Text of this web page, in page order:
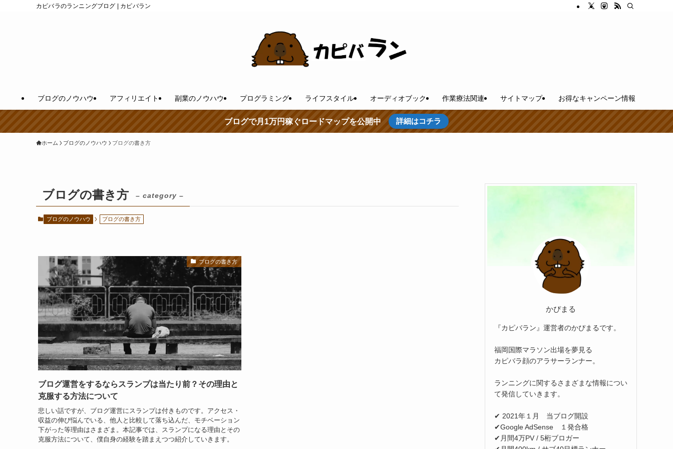
カピバラのランニングブログ | カピバラン
ブログのノウハウ アフィリエイト 副業のノウハウ プログラミング ライフスタイル オーディオブック 作業療法関連 サイトマップ お得なキャンペーン情報
ブログで月1万円稼ぐロードマップを公開中 詳細はコチラ
ホーム ブログのノウハウ ブログの書き方
ブログの書き方 – category –
ブログのノウハウ ブログの書き方
ブログの書き方
ブログ運営をするならスランプは当たり前？その理由と
克服する方法について
悲しい話ですが、ブログ運営にスランプは付きものです。アクセス・
収益の伸び悩んでいる、他人と比較して落ち込んだ、モチベーション
下がった等理由はさまざま。本記事では、スランプになる理由とその
克服方法について、僕自身の経験を踏まえつつ紹介していきます。
かぴまる
『カピバラン』運営者のかぴまるです。
福岡国際マラソン出場を夢見る
カピバラ顔のアラサーランナー。
ランニングに関するさまざまな情報につい
て発信していきます。
✔ 2021年１月 当ブログ開設
✔Google AdSense １発合格
✔月間4万PV / 5桁ブロガー